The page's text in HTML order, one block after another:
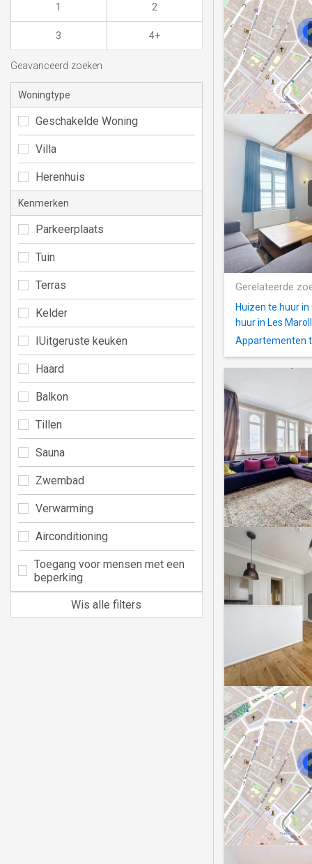
Gerelateerde
Huizen te huur
huur in Les
Appartementen
1 2
3 4+
Geavanceerd zoeken
Woningtype
Geschakelde Woning
Villa
Herenhuis
Kenmerken
Parkeerplaats
Tuin
Terras
Kelder
IUitgeruste keuken
Haard
Balkon
Tillen
Sauna
Zwembad
Verwarming
Airconditioning
Toegang voor mensen met een
beperking
Wis alle filters